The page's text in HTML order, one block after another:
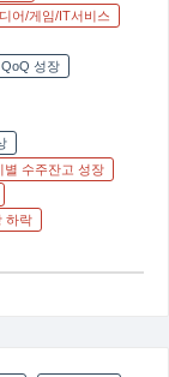
어/게임/IT서비스
성장
별 수주잔고 성장
하락